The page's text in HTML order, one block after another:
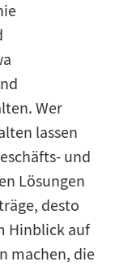
Wer
lassen
und
Lösungen
desto
Hinblick auf
machen, die